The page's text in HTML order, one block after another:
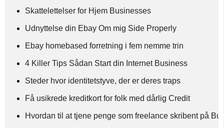
Skattelettelser for Hjem Businesses
Udnyttelse din Ebay Om mig Side Properly
Ebay homebased forretning i fem nemme trin
4 Killer Tips Sådan Start din Internet Business
Steder hvor identitetstyve, der er deres traps
Få usikrede kreditkort for folk med dårlig Credit
Hvordan til at tjene penge som freelance skribent på